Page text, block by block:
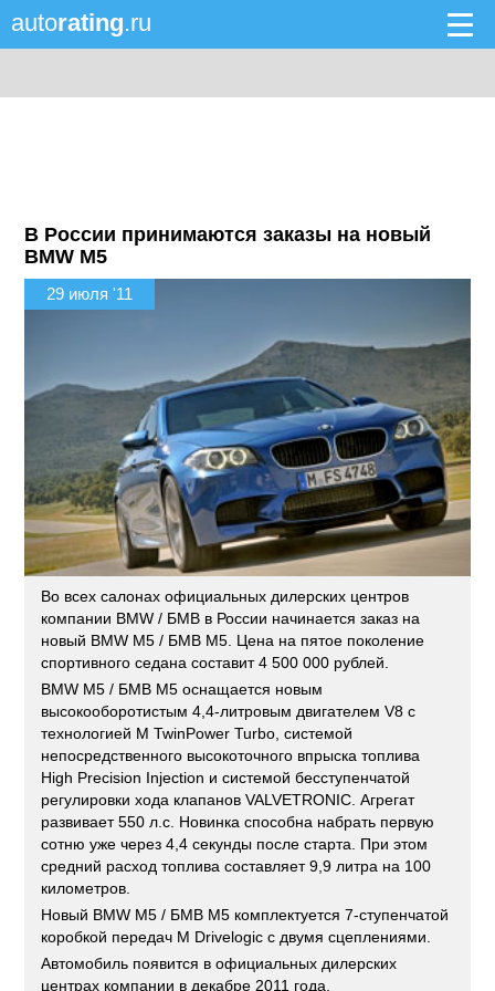
autorating.ru
В России принимаются заказы на новый
BMW M5
29 июля '11
Во всех салонах официальных дилерских центров
компании BMW / БМВ в России начинается заказ на
новый BMW M5 / БМВ М5. Цена на пятое поколение
спортивного седана составит 4 500 000 рублей.
BMW M5 / БМВ М5 оснащается новым
высокооборотистым 4,4-литровым двигателем V8 с
технологией M TwinPower Turbo, системой
непосредственного высокоточного впрыска топлива
High Precision Injection и системой бесступенчатой
регулировки хода клапанов VALVETRONIC. Агрегат
развивает 550 л.с. Новинка способна набрать первую
сотню уже через 4,4 секунды после старта. При этом
средний расход топлива составляет 9,9 литра на 100
километров.
Новый BMW M5 / БМВ М5 комплектуется 7-ступенчатой
коробкой передач M Drivelogic с двумя сцеплениями.
Автомобиль появится в официальных дилерских
центрах компании в декабре 2011 года.